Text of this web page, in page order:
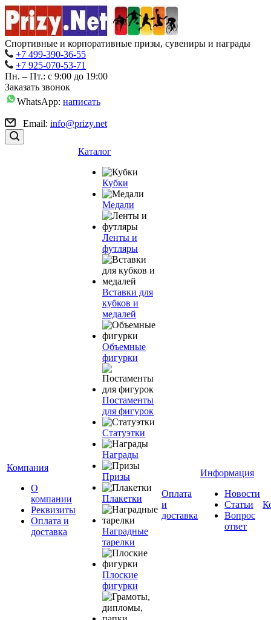
Спортивные и корпоративные призы, сувениры и награды
+7 499-390-36-55
+7 925-070-53-71
Пн. – Пт.: с 9:00 до 19:00
Заказать звонок
WhatsApp: написать
Email: info@prizy.net
Компания
О
компании
Реквизиты
Оплата и
доставка
Каталог
Кубки
Медали
Ленты и
футляры
Вставки для
кубков и
медалей
Объемные
фигурки
Постаменты
для фигурок
Статуэтки
Награды
Призы
Плакетки
Наградные
тарелки
Плоские
фигурки
Оплата
и
доставка
Информация
Новости
Статьи
Вопрос
ответ